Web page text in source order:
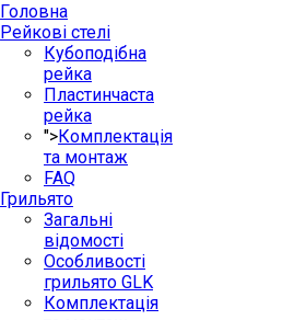
Головна
Рейкові стелі
Кубоподібна
рейка
Пластинчаста
рейка
">Комплектація
та монтаж
FAQ
Грильято
Загальні
відомості
Особливості
грильято GLK
Комплектація